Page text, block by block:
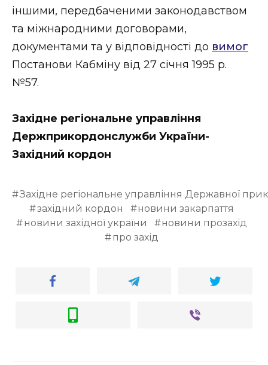
іншими, передбаченими законодавством
та міжнародними договорами,
документами та у відповідності до вимог
Постанови Кабміну від 27 січня 1995 р.
№57.
Західне регіональне управління
Держприкордонслужби України-
Західний кордон
Західне регіональне управління Державної
західний кордон
новини закарпаття
новини західної україни
новини прозахід
про захід